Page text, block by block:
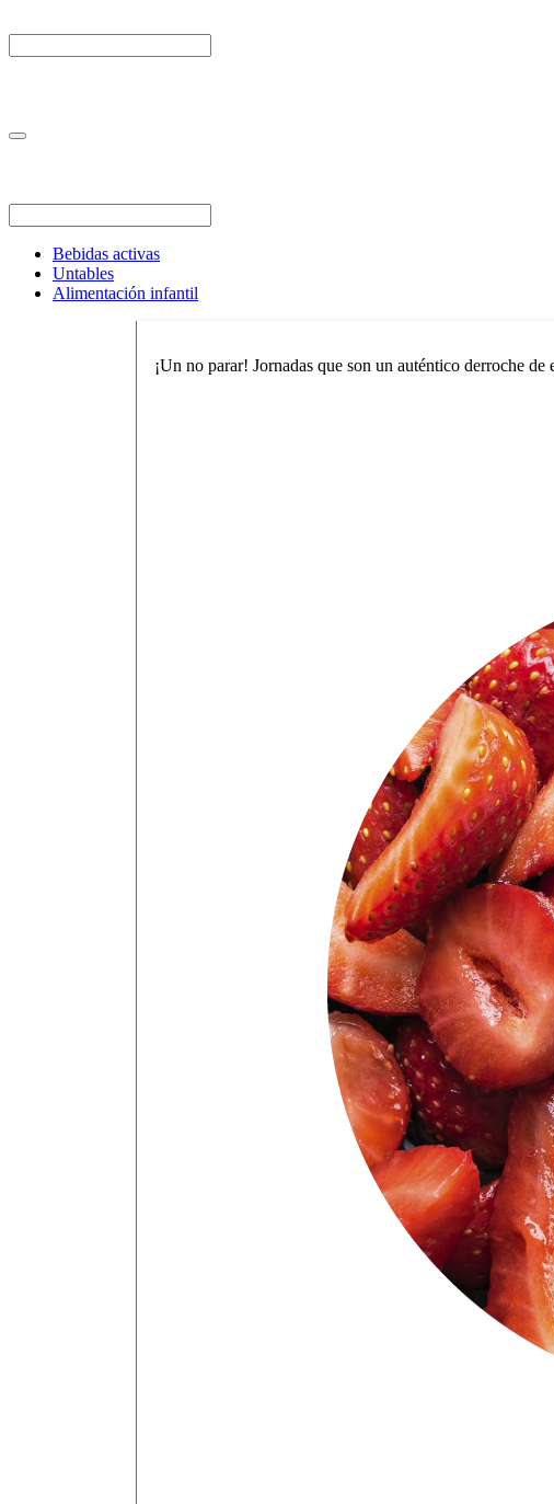
Bebidas activas
Untables
Alimentación infantil
¡Un no parar! Jornadas que son un auténtico derroche